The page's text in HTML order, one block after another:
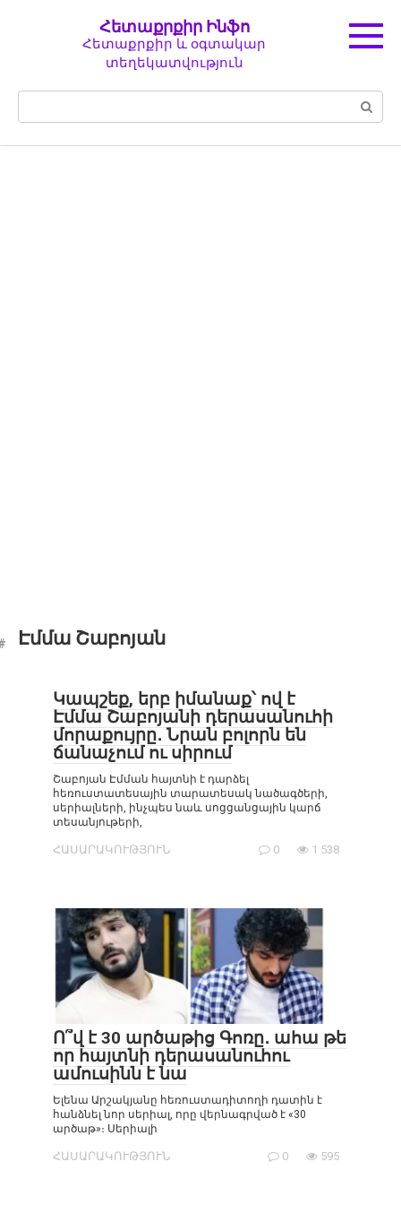
Հետաքրքիր Ինֆո
Հետաքրքիր և օգտակար
տեղեկատվություն
Էմմա Շաբոյան
Կապշեք, երբ իմանաք՝ ով է
Էմմա Շաբոյանի դերասանուհի
մորաքույրը․ Նրան բոլորն են
ճանաչում ու սիրում
Շաբոյան Էմման հայտնի է դարձել
հեռուստատեսային տարատեսակ նածագծերի,
սերիալների, ինչպես նաև սոցցանցային կարճ
տեսանյութերի,
ՀԱՍԱՐԱԿՈՒԹՅՈՒՆ 0 1 538
Ո՞վ է 30 արծաթից Գոռը․ ահա թե
որ հայտնի դերասանուհու
ամուսինն է նա
Ելենա Արշակյանը հեռուստադիտողի դատին է
հանձնել նոր սերիալ, որը վերնագրված է «30
արծաթ»։ Սերիալի
ՀԱՍԱՐԱԿՈՒԹՅՈՒՆ 0 595